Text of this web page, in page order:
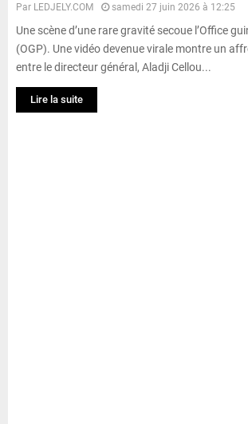
Par LEDJELY.COM samedi 27 juin 2026 à 12:25
Une scène d’une rare gravité secoue l’Office
(OGP). Une vidéo devenue virale montre un
entre le directeur général, Aladji Cellou...
Lire la suite